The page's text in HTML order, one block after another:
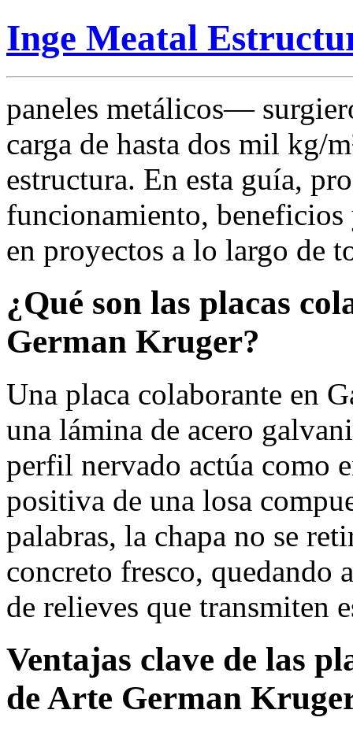
Inge Meatal
paneles metálicos—
carga de hasta dos mil kg/
estructura. En esta guía,
funcionamiento,
en proyectos a lo largo de
¿Qué son las placas
German Kruger?
Una placa colaborante en
una lámina de acero
perfil nervado actúa como
positiva de una losa
palabras, la chapa no se
concreto fresco, quedando
de relieves que transmiten
Ventajas clave de las
de Arte German